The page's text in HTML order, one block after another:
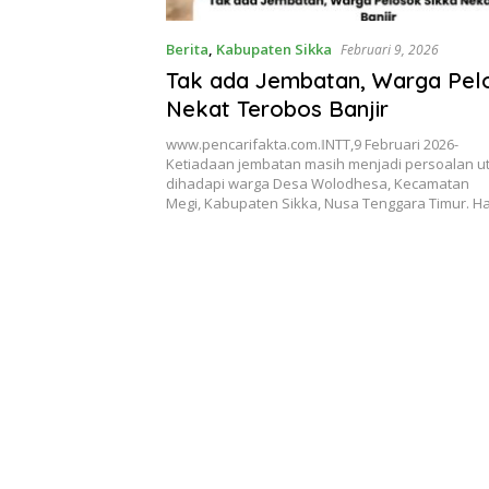
Berita, Kabupaten Sikka Februari 9, 2026
Tak ada Jembatan, Warga
Nekat Terobos Banjir
www.pencarifakta.com.ǁNTT,9 Februari 2026-
Ketiadaan jembatan masih menjadi persoalan
dihadapi warga Desa Wolodhesa, Kecamatan
Megi, Kabupaten Sikka, Nusa Tenggara Timur.